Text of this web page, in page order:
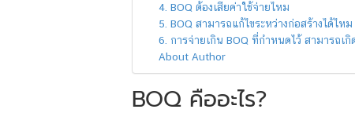
4. BOQ ต้องเสียค่าใช้จ่ายไหม
5. BOQ สามารถแก้ไขระหว่างก่อสร้างได้ไหม
6. การจ่ายเกิน BOQ ที่กำหนดไว้ สามารถเกิ
About Author
BOQ คืออะไร?